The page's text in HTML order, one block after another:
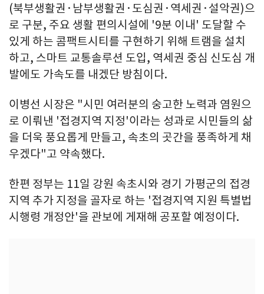
(북부생활권·남부생활권·도심권·역세권·설악권)으
로 구분, 주요 생활 편의시설에 '9분 이내' 도달할 수
있게 하는 콤팩트시티를 구현하기 위해 트램을 설치
하고, 스마트 교통솔루션 도입, 역세권 중심 신도심 개
발에도 가속도를 내겠단 방침이다.
이병선 시장은 "시민 여러분의 숭고한 노력과 염원으
로 이뤄낸 '접경지역 지정'이라는 성과로 시민들의 삶
을 더욱 풍요롭게 만들고, 속초의 곳간을 풍족하게 채
우겠다"고 약속했다.
한편 정부는 11일 강원 속초시와 경기 가평군의 접경
지역 추가 지정을 골자로 하는 '접경지역 지원 특별법
시행령 개정안'을 관보에 게재해 공포할 예정이다.